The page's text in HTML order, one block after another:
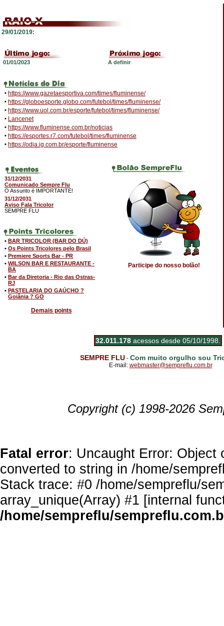
29/01/2019:
01/01/2023 A definir
• https://www.gazetaesportiva.com/times/fluminense/
• https://globoesporte.globo.com/futebol/times/fluminense/
• https://www.uol.com.br/esporte/futebol/times/fluminense/
• Lancenet
• https://www.fluminense.com.br/noticias
• https://esportes.r7.com/futebol/times/fluminense
• https://odia.ig.com.br/esporte/fluminense
31/12/2031
Comunicado Sempre Flu
O Assunto é IMPORTANTE!
31/12/2031
Aviso Fala Tricolor
SEMPRE FLU
• BAR TRICOLOR (BAR DO DÚ)
• Os Points Tricolores pelo Brasil
• Premiere Sports Bar - PR
• WILSON BAR E RESTAURANTE -
BA
• Bar da Diretoria - Rio das Ostras-
RJ
• PASTELARIA DO GAÚCHO ?
Goiânia ? GO
Demais points
Participe do nosso bolão!
32.011.178acessos desde 05/10/1998.
SEMPRE FLU- Com muito orgulho sou
E-mail: webmaster@sempreflu.com.br
Copyright (c) 1998-2026
Fatal error: Uncaught Error: Object
converted to string in /home/
Stack trace: #0 /home/sempreflu/
array_unique(Array) #1 [internal
/home/sempreflu/